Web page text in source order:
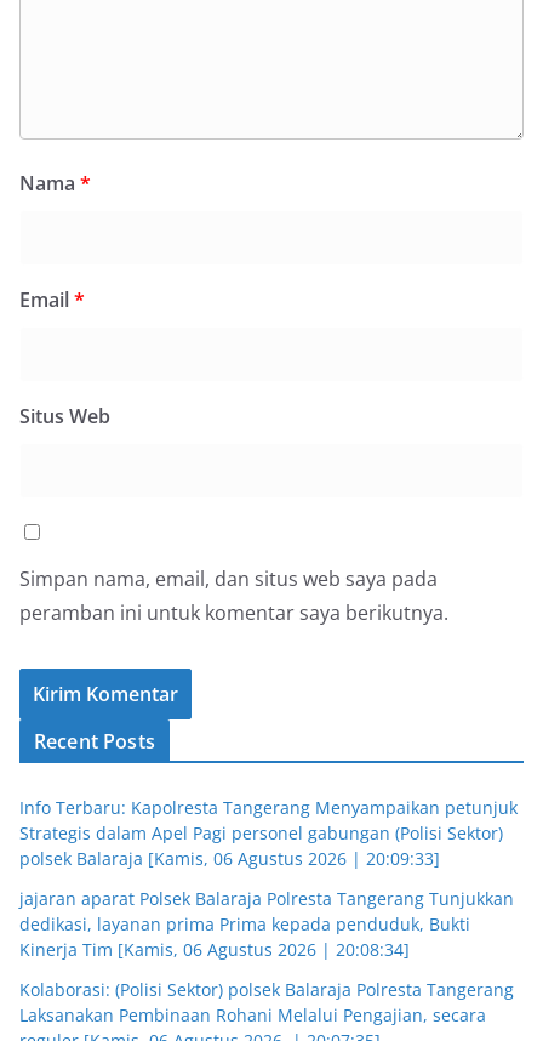
Nama *
Email*
Situs Web
Simpan nama, email, dan situs web saya pada
peramban ini untuk komentar saya berikutnya.
Recent Posts
Info Terbaru: Kapolresta Tangerang Menyampaikan petunjuk
Strategis dalam Apel Pagi personel gabungan (Polisi Sektor)
polsek Balaraja [Kamis, 06 Agustus 2026 | 20:09:33]
jajaran aparat Polsek Balaraja Polresta Tangerang Tunjukkan
dedikasi, layanan prima Prima kepada penduduk, Bukti
Kinerja Tim [Kamis, 06 Agustus 2026 | 20:08:34]
Kolaborasi: (Polisi Sektor) polsek Balaraja Polresta Tangerang
Laksanakan Pembinaan Rohani Melalui Pengajian, secara